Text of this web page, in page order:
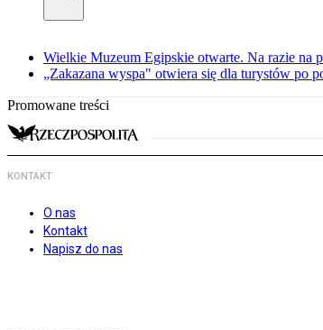
Wielkie Muzeum Egipskie otwarte. Na razie na
„Zakazana wyspa" otwiera się dla turystów po
Promowane treści
KONTAKT
O nas
Kontakt
Napisz do nas